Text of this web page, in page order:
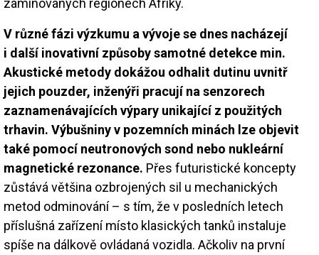
V různé fázi výzkumu a vývoje se dnes nacházejí
i další inovativní způsoby samotné detekce min.
Akustické metody dokážou odhalit dutinu uvnitř
jejich pouzder, inženýři pracují na senzorech
zaznamenávajících výpary unikající z použitých
trhavin. Výbušniny v pozemních minách lze objevit
také pomocí neutronových sond nebo nukleární
magnetické rezonance. Přes futuristické koncepty
zůstává většina ozbrojených sil u mechanických
metod odminování – s tím, že v posledních letech
příslušná zařízení místo klasických tanků instaluje
spíše na dálkově ovládaná vozidla. Ačkoliv na první